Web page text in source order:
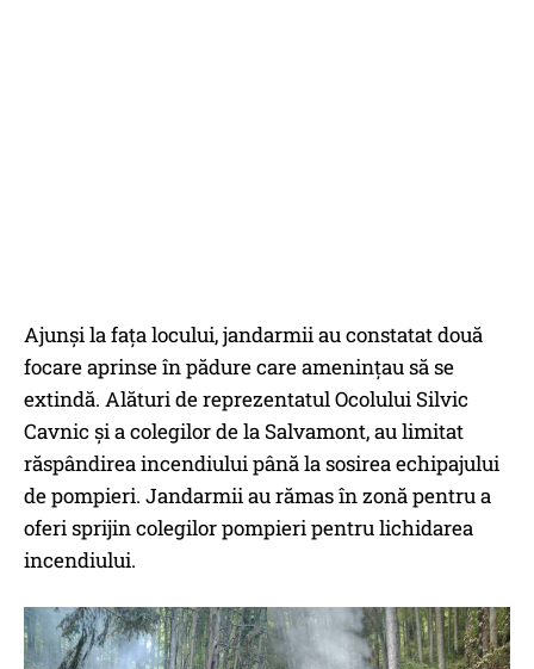
Ajunși la fața locului, jandarmii au constatat două
focare aprinse în pădure care amenințau să se
extindă. Alături de reprezentatul Ocolului Silvic
Cavnic și a colegilor de la Salvamont, au limitat
răspândirea incendiului până la sosirea echipajului
de pompieri. Jandarmii au rămas în zonă pentru a
oferi sprijin colegilor pompieri pentru lichidarea
incendiului.